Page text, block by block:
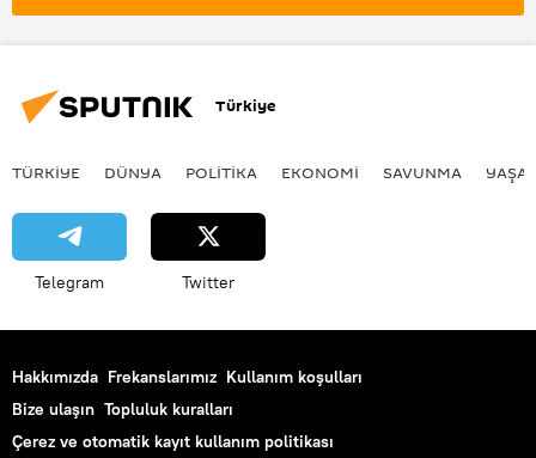
Türkiye
TÜRKIYE DÜNYA POLİTİKA EKONOMİ SAVUNMA
Telegram Twitter
Hakkımızda Frekanslarımız Kullanım koşulları
Bize ulaşın Topluluk kuralları
Çerez ve otomatik kayıt kullanım politikası